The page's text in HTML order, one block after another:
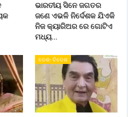
ଭାରତୀୟ ସିନେ ଜଗତର
ଜଣେ ଏଭଳି ନିର୍ଦେଶକ ଯିଏକି
ନିଜ କ୍ୟାରିଅର ରେ ଗୋଟିଏ
ମଧ୍ୟ…
ଦେଶ- ବିଦେଶ